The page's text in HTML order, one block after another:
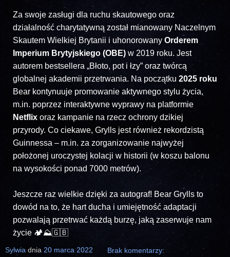
Za swoje zasługi dla ruchu skautowego oraz
działalność charytatywną został mianowany Naczelnym
Skautem Wielkiej Brytanii i uhonorowany Orderem
Imperium Brytyjskiego (OBE) w 2019 roku. Jest
autorem bestsellera „Błoto, pot i łzy” oraz twórcą
globalnej akademii przetrwania. Na początku 2025 roku
Bear kontynuuje promowanie aktywnego stylu życia,
m.in. poprzez interaktywne wyprawy na platformie
Netflix oraz kampanie na rzecz ochrony dzikiej
przyrody. Co ciekawe, Grylls jest również rekordzistą
Guinnessa – m.in. za zorganizowanie najwyżej
położonej uroczystej kolacji w historii (w koszu balonu
na wysokości ponad 7000 metrów).
Jeszcze raz wielkie dzięki za autograf! Bear Grylls to
dowód na to, że hart ducha i umiejętność adaptacji
pozwalają przetrwać każdą burzę, jaką zaserwuje nam
życie 🏕️⛰️🇬🇧
Sylwia dnia 20 marca 2022 Brak komentarzy: